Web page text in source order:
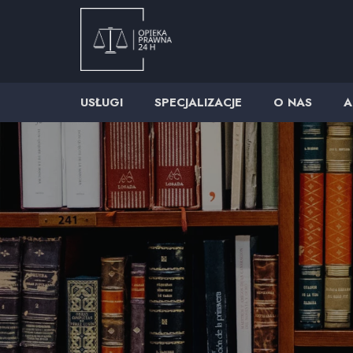
USŁUGI SPECJALIZACJE O NAS